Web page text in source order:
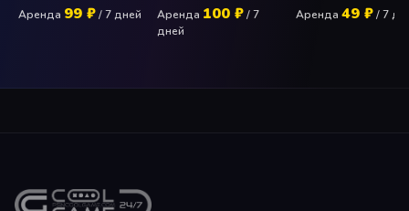
Аренда 99 ₽/ 7 дней
Аренда 100 ₽/ 7
дней
Аренда 49 ₽/ 7